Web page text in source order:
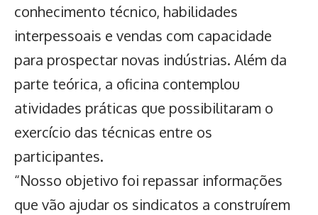
conhecimento técnico, habilidades
interpessoais e vendas com capacidade
para prospectar novas indústrias. Além da
parte teórica, a oficina contemplou
atividades práticas que possibilitaram o
exercício das técnicas entre os
participantes.
“Nosso objetivo foi repassar informações
que vão ajudar os sindicatos a construírem